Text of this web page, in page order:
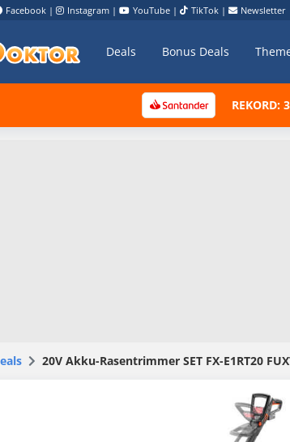
Facebook | Instagram | YouTube | TikTok | Newsletter
Deals Bonus Deals
20V Ak­ku-Ra­sen­trim­mer SET FX-E1RT20